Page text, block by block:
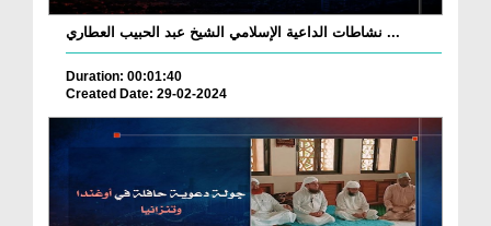
نشاطات الداعية الإسلامي الشيخ عبد الحبيب العطاري ...
Duration: 00:01:40
Created Date: 29-02-2024